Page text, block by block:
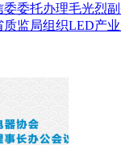
委委托办理毛光烈
质监局组织LED产